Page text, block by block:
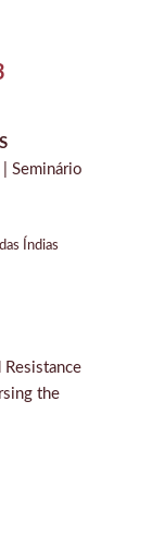
| Seminário
Índias
the